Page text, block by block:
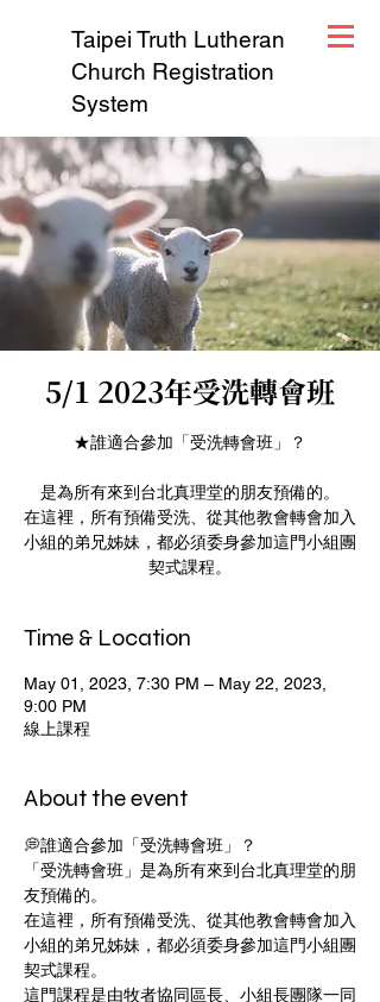
Taipei Truth Lutheran
Church Registration
System
5/1 2023年受洗轉會班
★誰適合參加「受洗轉會班」？
是為所有來到台北真理堂的朋友預備的。
在這裡，所有預備受洗、從其他教會轉會加入
小組的弟兄姊妹，都必須委身參加這門小組團
契式課程。
Time & Location
May 01, 2023, 7:30 PM – May 22, 2023,
9:00 PM
線上課程
About the event
💭誰適合參加「受洗轉會班」？
「受洗轉會班」是為所有來到台北真理堂的朋
友預備的。
在這裡，所有預備受洗、從其他教會轉會加入
小組的弟兄姊妹，都必須委身參加這門小組團
契式課程。
這門課程是由牧者協同區長、小組長團隊一同